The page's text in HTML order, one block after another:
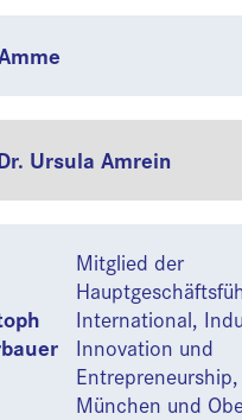
Ursula Amrein
Mitglied der
International,
Innovation und
München und